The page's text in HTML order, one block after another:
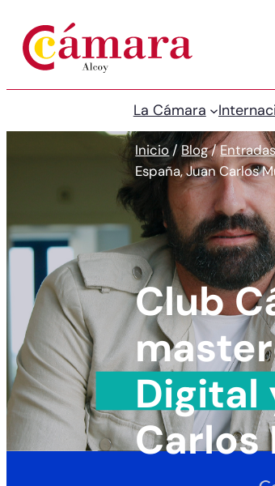
La Cámara
Inicio /Blog/
España, Juan Carlos
Club
Digital
Carlos